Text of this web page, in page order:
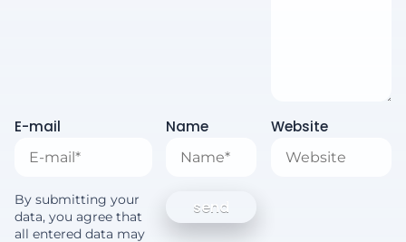
E-mail Name Website
By submitting your
data, you agree that
all entered data may